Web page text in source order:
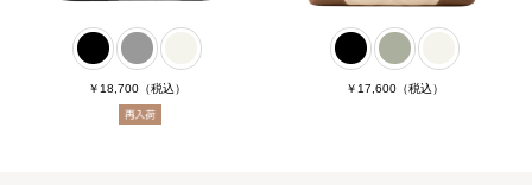
￥18,700 （税込） ￥17,600（税込）